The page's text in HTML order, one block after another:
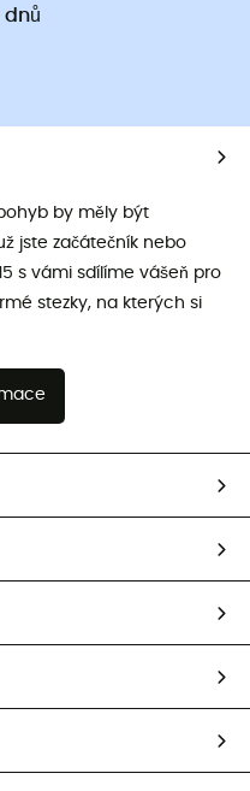
dnů
by měly být
jste začátečník nebo
s vámi sdílíme vášeň pro
stezky, na kterých si